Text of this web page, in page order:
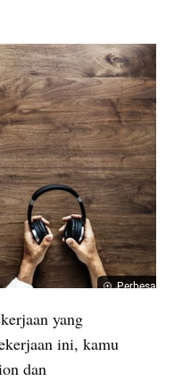
Perbesar
yang
ini, kamu
dan